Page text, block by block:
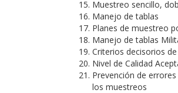
Muestreo sencillo,
Manejo de tablas
Planes de muestreo
Manejo de tablas
Criterios decisorios
Nivel de Calidad
Prevención de
los muestreos